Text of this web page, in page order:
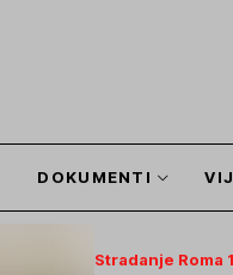
DOKUMENTI
Stradanje Roma